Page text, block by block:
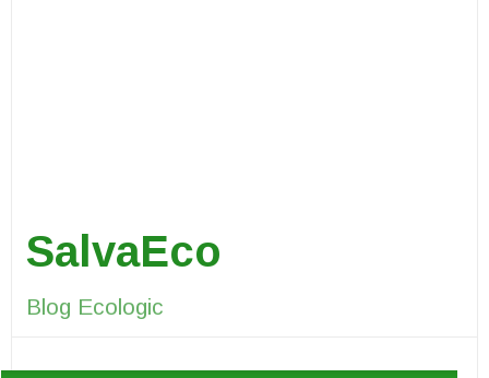
SalvaEco
Blog Ecologic